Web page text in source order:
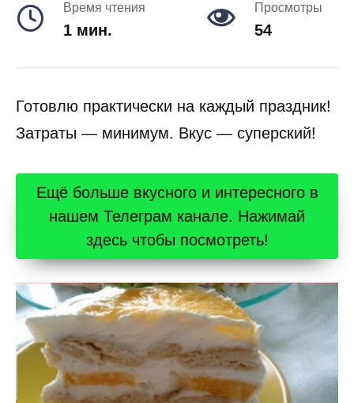
Время чтения
1 мин.
Просмотры
54
Готовлю практически на каждый праздник!
Затраты — минимум. Вкус — суперский!
Ещё больше вкусного и интересного в
нашем Телеграм канале. Нажимай
здесь чтобы посмотреть!